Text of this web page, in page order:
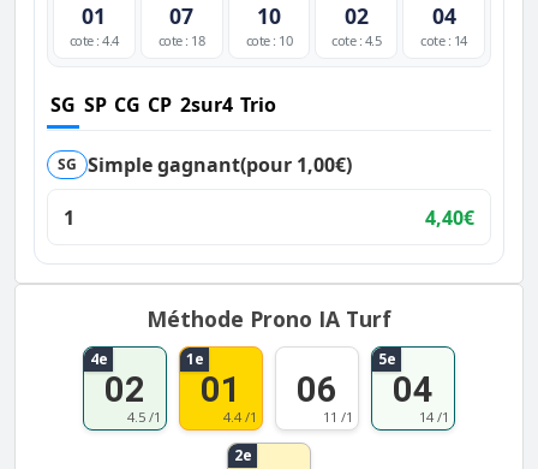
01
cote : 4.4
07
cote : 18
10
cote : 10
02
cote : 4.5
04
cote : 14
SG SP CG CP 2sur4 Trio
SG Simple gagnant(pour 1,00€)
1
4,40€
Méthode Prono IA Turf
4e
02
4.5 /1
1e
01
4.4 /1
06
11 /1
5e
04
14 /1
2e